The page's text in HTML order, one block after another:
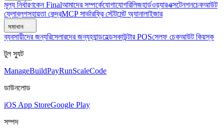
মূল্য নির্ধারণকেন Finalআমাদের সম্পর্কেযোগাযোগরিলিজহার্ডওয়্যারএক্সটেনশনচেকআউট
ফ্লোব্লগসহায়তা কেন্দ্রMCP সার্ভারফ্রি স্টেটমেন্ট অ্যানালাইজার
সমাধান
ব্যবসায়ীদের জন্যরিসেলারদের জন্যহ্যান্ডহেল্ডসকাউন্টার POSসেলফ চেকআউট কিয়স্ক
টুল স্যুট
ManageBuildPayRunScaleCode
ডাউনলোড
iOS App StoreGoogle Play
সম্পদ